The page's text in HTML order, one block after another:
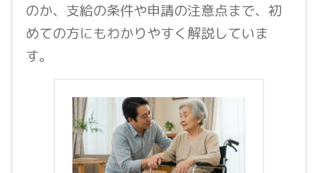
のか、支給の条件や申請の注意点まで、初
めての方にもわかりやすく解説していま
す。